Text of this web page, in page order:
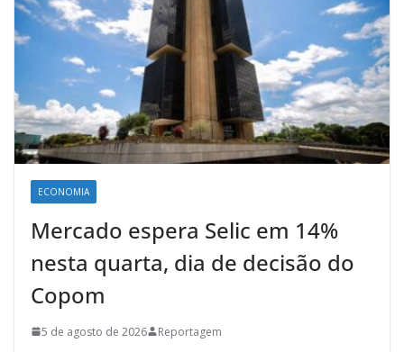
ECONOMIA
Mercado espera Selic em 14%
nesta quarta, dia de decisão do
Copom
5 de agosto de 2026 Reportagem